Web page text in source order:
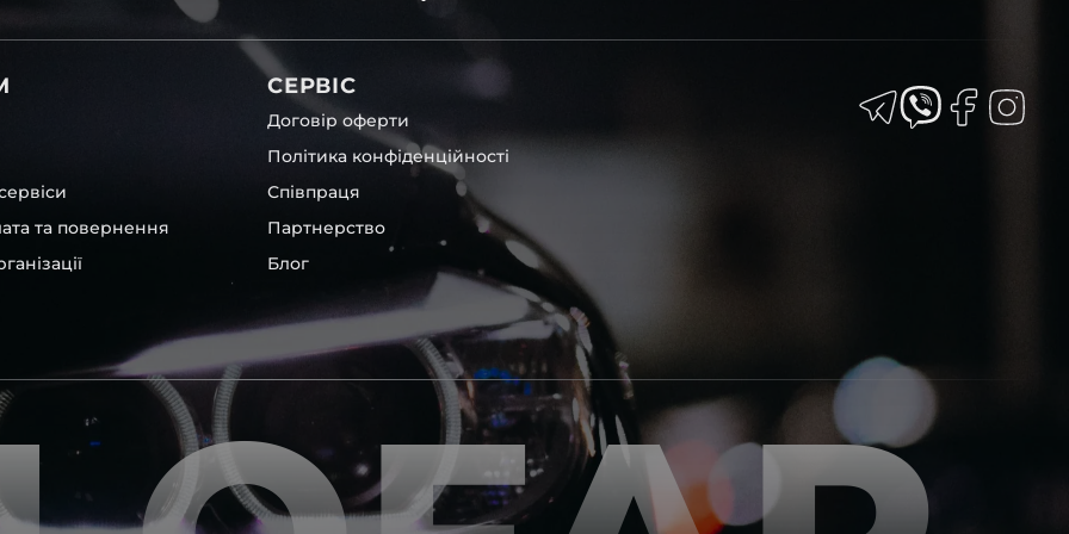
та унікальні.
офісі та оптовому
– на всіх
– для швидкої
будь-які
пару чи комплект.
перевіряють та
та повернення
СЕРВІС
Договір оферти
Політика конфіденційності
Співпраця
Партнерство
Блог